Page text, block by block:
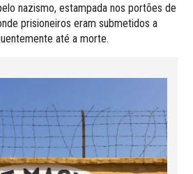
nazismo, estampada nos portões de
prisioneiros eram submetidos a
até a morte.